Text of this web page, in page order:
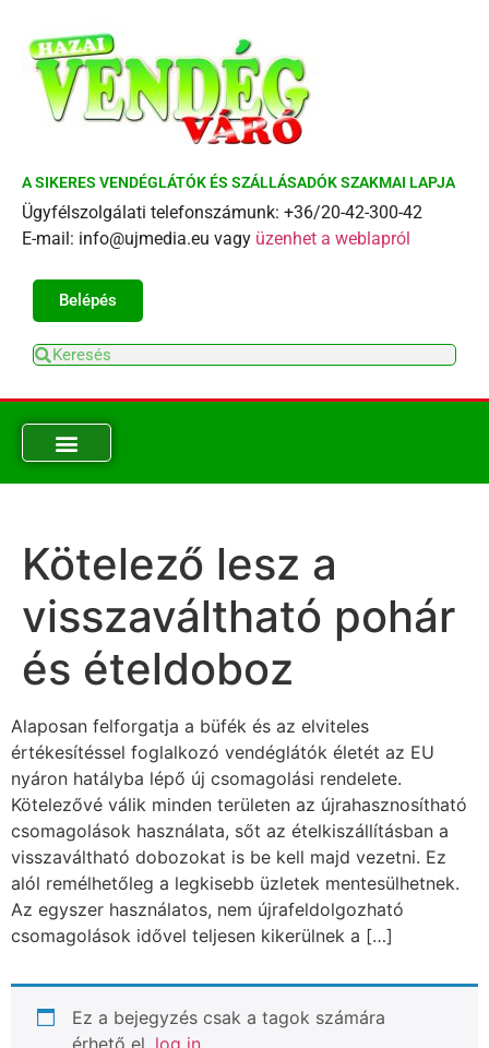
A SIKERES VENDÉGLÁTÓK ÉS SZÁLLÁSADÓK SZAKMAI LAPJA
Ügyfélszolgálati telefonszámunk: +36/20-42-300-42
E-mail: info@ujmedia.eu vagy üzenhet a weblapról
Belépés
Kötelező lesz a
visszaváltható pohár
és ételdoboz
Alaposan felforgatja a büfék és az elviteles
értékesítéssel foglalkozó vendéglátók életét az EU
nyáron hatályba lépő új csomagolási rendelete.
Kötelezővé válik minden területen az újrahasznosítható
csomagolások használata, sőt az ételkiszállításban a
visszaváltható dobozokat is be kell majd vezetni. Ez
alól remélhetőleg a legkisebb üzletek mentesülhetnek.
Az egyszer használatos, nem újrafeldolgozható
csomagolások idővel teljesen kikerülnek a […]
Ez a bejegyzés csak a tagok számára